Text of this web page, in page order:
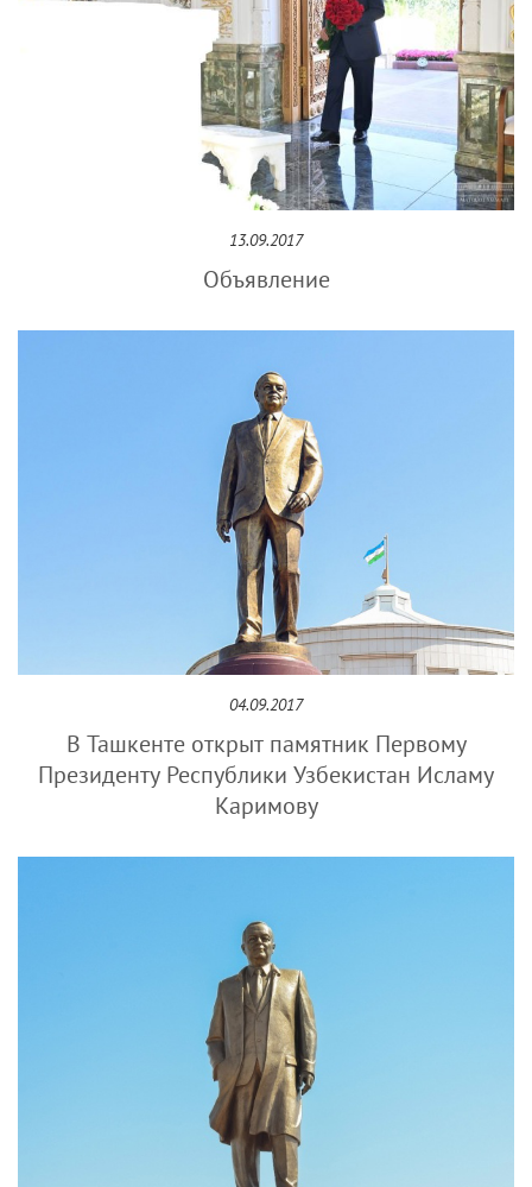
13.09.2017
Объявление
04.09.2017
В Ташкенте открыт памятник Первому
Президенту Республики Узбекистан Исламу
Каримову